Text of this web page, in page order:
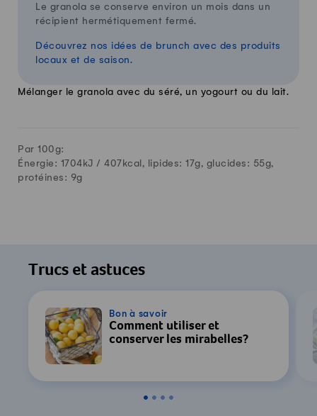
Le granola se conserve environ un mois dans un
récipient hermétiquement fermé.
Découvrez nos idées de brunch avec des produits
locaux et de saison.
Mélanger le granola avec du séré, un yogourt ou du lait.
Par 100g:
Énergie: 1704kJ / 407 kcal, lipides: 17g, glucides: 55g,
protéines: 9g
Trucs et astuces
Bon à savoir
Comment utiliser et
conserver les mirabelles?